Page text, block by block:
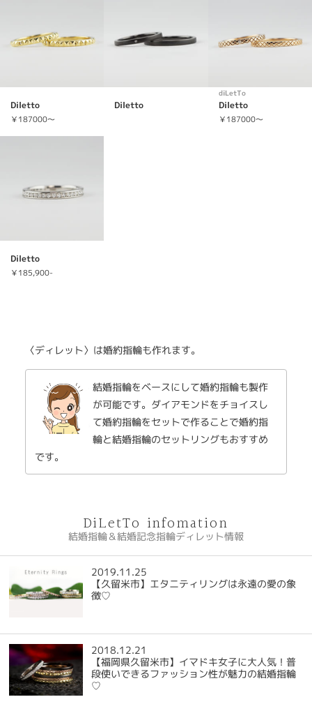
Diletto
￥187000～
Diletto
diLetTo
Diletto
￥187000～
Diletto
￥185,900-
〈ディレット〉は婚約指輪も作れます。
結婚指輪をベースにして婚約指輪も製作
が可能です。ダイアモンドをチョイスし
て婚約指輪をセットで作ることで婚約指
輪と結婚指輪のセットリングもおすすめ
です。
DiLetTo infomation
結婚指輪＆結婚記念指輪ディレット情報
2019.11.25
【久留米市】エタニティリングは永遠の愛の象
徴♡
2018.12.21
【福岡県久留米市】イマドキ女子に大人気！普
段使いできるファッション性が魅力の結婚指輪
♡